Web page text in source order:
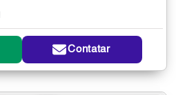
Contatar